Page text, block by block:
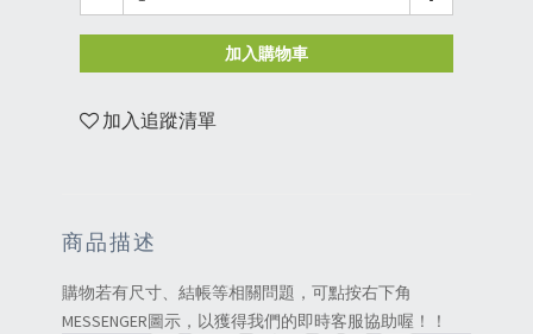
加入購物車
加入追蹤清單
商品描述
購物若有尺寸、結帳等相關問題，可點按右下角
MESSENGER圖示，以獲得我們的即時客服協助喔！！